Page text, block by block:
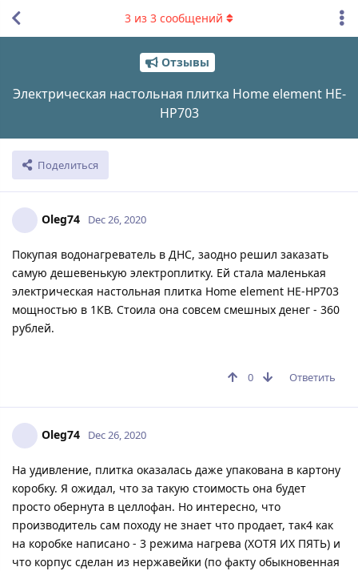
Отзывы
Электрическая настольная плитка Home element HE-
HP703
Поделиться
3 из 3 сообщений
Oleg74 Dec 26, 2020
Покупая водонагреватель в ДНС, заодно решил заказать
самую дешевенькую электроплитку. Ей стала маленькая
электрическая настольная плитка Home element HE-HP703
мощностью в 1КВ. Стоила она совсем смешных денег - 360
рублей.
0 Ответить
Oleg74 Dec 26, 2020
На удивление, плитка оказалась даже упакована в картону
коробку. Я ожидал, что за такую стоимость она будет
просто обернута в целлофан. Но интересно, что
производитель сам походу не знает что продает, так4 как
на коробке написано - 3 режима нагрева (ХОТЯ ИХ ПЯТЬ) и
что корпус сделан из нержавейки (по факту обыкновенная